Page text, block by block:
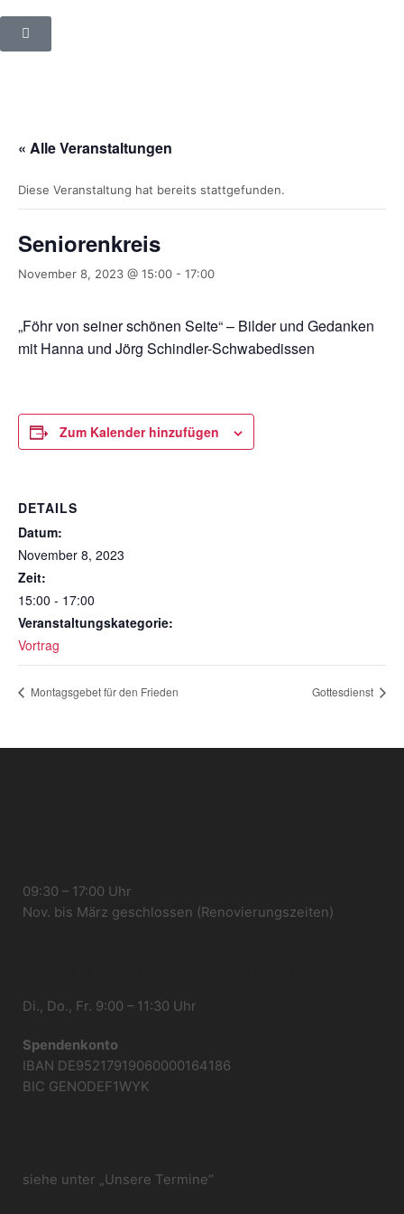
« Alle Veranstaltungen
Diese Veranstaltung hat bereits stattgefunden.
Seniorenkreis
November 8, 2023 @ 15:00 - 17:00
„Föhr von seiner schönen Seite“ – Bilder und Gedanken
mit Hanna und Jörg Schindler-Schwabedissen
Zum Kalender hinzufügen
DETAILS
Datum:
November 8, 2023
Zeit:
15:00 - 17:00
Veranstaltungskategorie:
Vortrag
Montagsgebet für den Frieden Gottesdienst
09:30 – 17:00 Uhr
Nov. bis März geschlossen (Renovierungszeiten)
Di., Do., Fr. 9:00 – 11:30 Uhr
Spendenkonto
IBAN DE95217919060000164186
BIC GENODEF1WYK
siehe unter „Unsere Termine“